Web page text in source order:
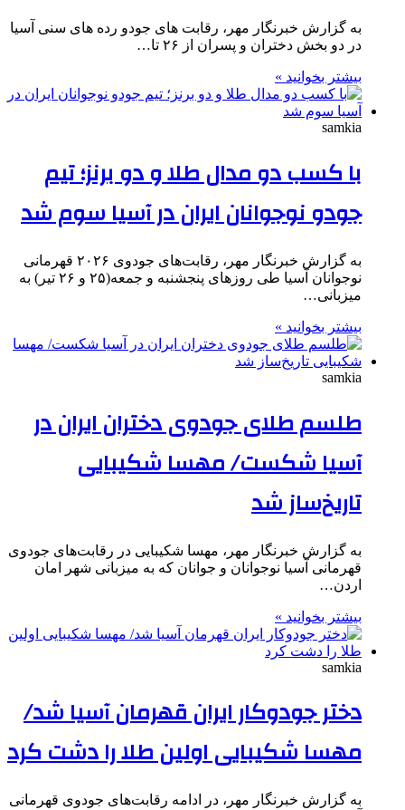
به گزارش خبرنگار مهر، رقابت های جودو رده های سنی آسیا
در دو بخش دختران و پسران از ۲۶ تا…
بیشتر بخوانید »
samkia
با کسب دو مدال طلا و دو برنز؛ تیم
جودو نوجوانان ایران در آسیا سوم شد
به گزارش خبرنگار مهر، رقابت‌های جودوی ۲۰۲۶ قهرمانی
نوجوانان آسیا طی روزهای پنجشنبه و جمعه(۲۵ و ۲۶ تیر) به
میزبانی…
بیشتر بخوانید »
samkia
طلسم طلای جودوی دختران ایران در
آسیا شکست/ مهسا شکیبایی
تاریخ‌ساز شد
به گزارش خبرنگار مهر، مهسا شکیبایی در رقابت‌های جودوی
قهرمانی آسیا نوجوانان و جوانان که به میزبانی شهر امان
اردن…
بیشتر بخوانید »
samkia
دختر جودوکار ایران قهرمان آسیا شد/
مهسا شکیبایی اولین طلا را دشت کرد
به گزارش خبرنگار مهر، در ادامه رقابت‌های جودوی قهرمانی